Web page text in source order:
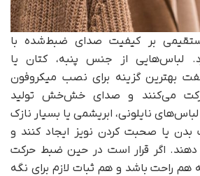
بر کیفیت صدای ضبط‌شده با
لباس‌هایی از جنس پنبه، کتان یا
بهترین گزینه برای نصب میکروفون
حرکت می‌کنند و صدای خش‌خش تولید
نایلونی، ابریشمی یا بسیار نازک
بدن یا صحبت کردن نویز ایجاد کنند و
اگر قرار است در حین ضبط حرکت
هم راحت باشد و هم ثبات لازم برای نگه